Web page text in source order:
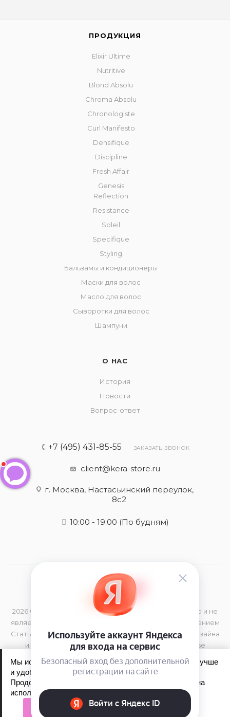
ПРОДУКЦИЯ
Elixir Ultime
Nutritive
Blond Absolu
Chroma Absolu
Chronologiste
Curl Manifesto
Densifique
Discipline
Fresh Affair
Genesis
Reflection
Resistance
Soleil
Specifique
Styling
Бальзамы и кондиционеры
Маски для волос
Масло для волос
Сыворотки для волос
Шампуни
О НАС
История
Новости
Вопрос-ответ
+7 (495) 431-85-55 ЗАКАЗАТЬ ЗВОНОК
client@kera-store.ru
г. Москва, Настасьинский переулок,
8с2
10:00 - 19:00 (По будням)
2026 © Данный сайт носит информационный характер и не
является публичной офертой, определяемой положением
Статьи 437 (2) Гражданского Кодекса РФ Элементы дизайна
и торговая марка принадлежат компании Kerastase
Обработка персональных данных
Политика конфиденциальности
Мы используем файлы cookie, чтобы сайт работал лучше
и удобнее для вас.
Продолжая пользоваться сайтом, вы соглашаетесь на
использование файлов cookie.
Принять